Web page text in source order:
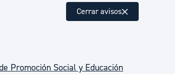
Cerrar avisos
Promoción Social y Educación